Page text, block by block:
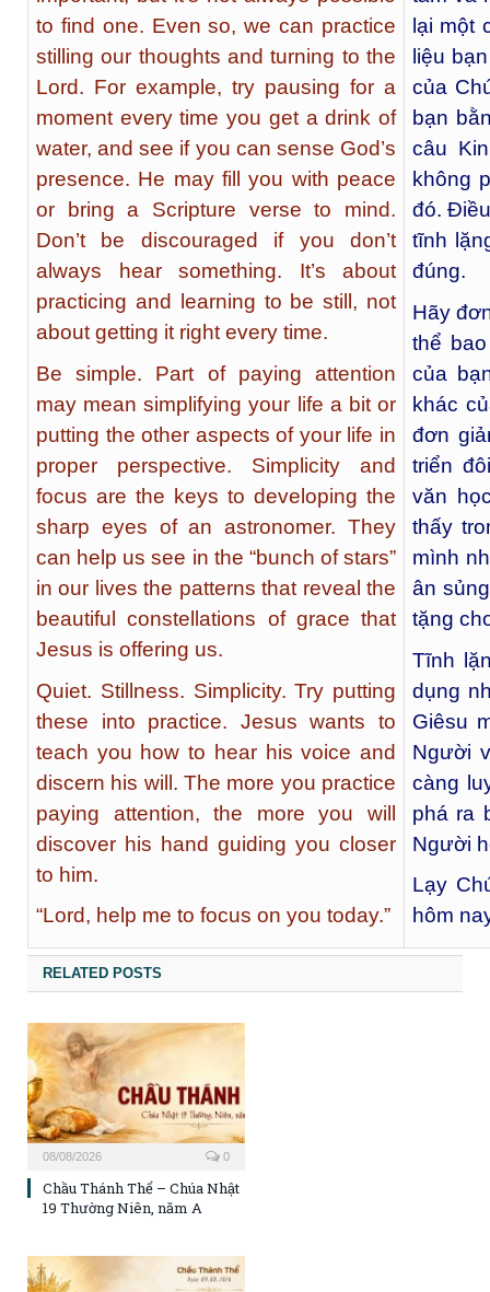
to find one. Even so, we can practice
stilling our thoughts and turning to the
Lord. For example, try pausing for a
moment every time you get a drink of
water, and see if you can sense God’s
presence. He may fill you with peace
or bring a Scripture verse to mind.
Don’t be discouraged if you don’t
always hear something. It’s about
practicing and learning to be still, not
about getting it right every time.
Be simple. Part of paying attention
may mean simplifying your life a bit or
putting the other aspects of your life in
proper perspective. Simplicity and
focus are the keys to developing the
sharp eyes of an astronomer. They
can help us see in the “bunch of stars”
in our lives the patterns that reveal the
beautiful constellations of grace that
Jesus is offering us.
Quiet. Stillness. Simplicity. Try putting
these into practice. Jesus wants to
teach you how to hear his voice and
discern his will. The more you practice
paying attention, the more you will
discover his hand guiding you closer
to him.
“Lord, help me to focus on you today.”
lại một
liệu
của
bạn
câu
không
đó.
tĩnh
đúng.
Hãy
thể
của
khác
đơn
triển
văn
thấy
mình
ân
tặng
Tĩnh
dụng
Giêsu
Người
càng
phá ra
Người
Lạy
hôm
RELATED POSTS
08/08/2026 0
Chầu Thánh Thể – Chúa Nhật
19 Thường Niên, năm A